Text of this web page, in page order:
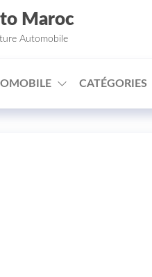
Maroc
Automobile
CATÉGORIES